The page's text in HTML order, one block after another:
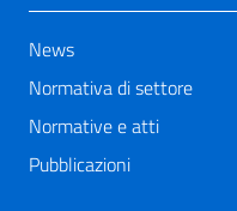
News
Normativa di settore
Normative e atti
Pubblicazioni